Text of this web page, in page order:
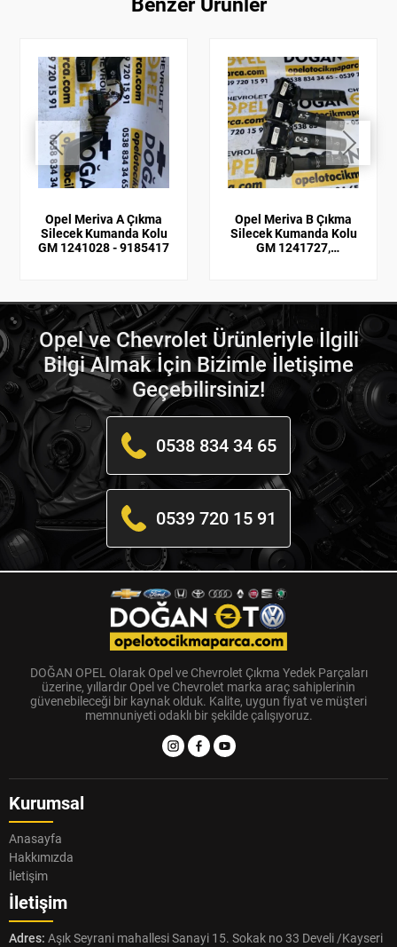
Opel Meriva A Çıkma
Silecek Kumanda Kolu
GM 1241028 - 9185417
Opel Meriva B Çıkma
Silecek Kumanda Kolu
GM 1241727,
Opel ve Chevrolet Ürünleriyle İlgili
Bilgi Almak İçin Bizimle İletişime
Geçebilirsiniz!
0538 834 34 65
0539 720 15 91
DOĞAN OPEL Olarak Opel ve Chevrolet Çıkma Yedek Parçaları
üzerine, yıllardır Opel ve Chevrolet marka araç sahiplerinin
güvenebileceği bir kaynak olduk. Kalite, uygun fiyat ve müşteri
memnuniyeti odaklı bir şekilde çalışıyoruz.
Kurumsal
Anasayfa
Hakkımızda
İletişim
İletişim
Adres: Aşık Seyrani mahallesi Sanayi 15. Sokak no 33 Develi /Kayseri